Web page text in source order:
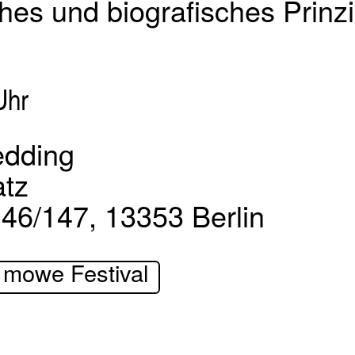
und biografisches
147, 13353 Berlin
Festival